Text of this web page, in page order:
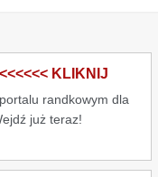
KLIKNIJ
randkowym dla
już teraz!